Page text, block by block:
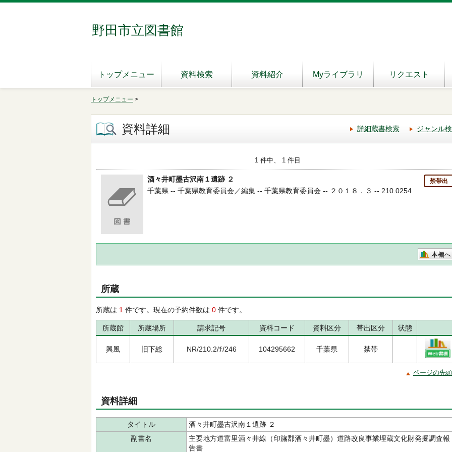
野田市立図書館
トップメニュー 資料検索 資料紹介 Myライブラリ リクエスト
トップメニュー >
資料詳細 詳細蔵書検索 ジャンル
1 件中、 1 件目
酒々井町墨古沢南１遺跡 ２ 禁帯出
千葉県 -- 千葉県教育委員会／編集 -- 千葉県教育委員会 -- ２０１８．３ -- 210.0254
本棚へ
所蔵
所蔵は 1 件です。現在の予約件数は 0 件です。
所蔵館 所蔵場所 請求記号 資料コード 資料区分 帯出区分 状態
興風 旧下総 NR/210.2/ﾁ/246 104295662 千葉県 禁帯
ページの先
資料詳細
タイトル
酒々井町墨古沢南１遺跡 ２
副書名
主要地方道富里酒々井線（印旛郡酒々井町墨）道路改良事業埋蔵文化財発掘調査報
告書